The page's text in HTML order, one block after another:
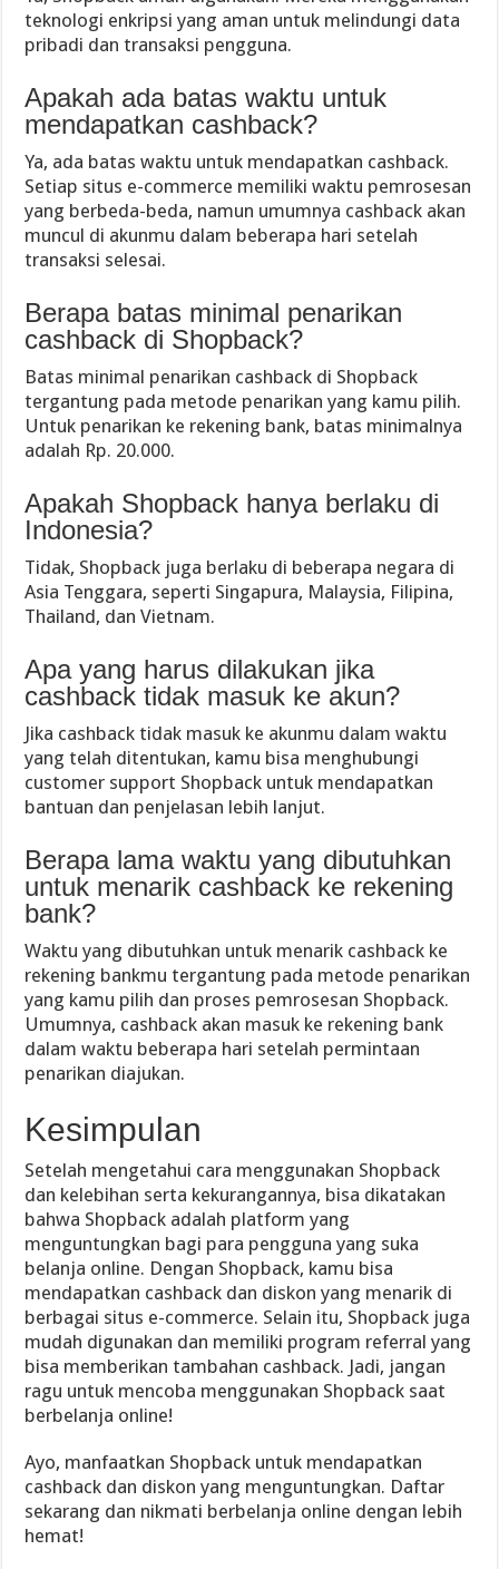
teknologi enkripsi yang aman untuk melindungi data
pribadi dan transaksi pengguna.
Apakah ada batas waktu untuk
mendapatkan cashback?
Ya, ada batas waktu untuk mendapatkan cashback.
Setiap situs e-commerce memiliki waktu pemrosesan
yang berbeda-beda, namun umumnya cashback akan
muncul di akunmu dalam beberapa hari setelah
transaksi selesai.
Berapa batas minimal penarikan
cashback di Shopback?
Batas minimal penarikan cashback di Shopback
tergantung pada metode penarikan yang kamu pilih.
Untuk penarikan ke rekening bank, batas minimalnya
adalah Rp. 20.000.
Apakah Shopback hanya berlaku di
Indonesia?
Tidak, Shopback juga berlaku di beberapa negara di
Asia Tenggara, seperti Singapura, Malaysia, Filipina,
Thailand, dan Vietnam.
Apa yang harus dilakukan jika
cashback tidak masuk ke akun?
Jika cashback tidak masuk ke akunmu dalam waktu
yang telah ditentukan, kamu bisa menghubungi
customer support Shopback untuk mendapatkan
bantuan dan penjelasan lebih lanjut.
Berapa lama waktu yang dibutuhkan
untuk menarik cashback ke rekening
bank?
Waktu yang dibutuhkan untuk menarik cashback ke
rekening bankmu tergantung pada metode penarikan
yang kamu pilih dan proses pemrosesan Shopback.
Umumnya, cashback akan masuk ke rekening bank
dalam waktu beberapa hari setelah permintaan
penarikan diajukan.
Kesimpulan
Setelah mengetahui cara menggunakan Shopback
dan kelebihan serta kekurangannya, bisa dikatakan
bahwa Shopback adalah platform yang
menguntungkan bagi para pengguna yang suka
belanja online. Dengan Shopback, kamu bisa
mendapatkan cashback dan diskon yang menarik di
berbagai situs e-commerce. Selain itu, Shopback juga
mudah digunakan dan memiliki program referral yang
bisa memberikan tambahan cashback. Jadi, jangan
ragu untuk mencoba menggunakan Shopback saat
berbelanja online!
Ayo, manfaatkan Shopback untuk mendapatkan
cashback dan diskon yang menguntungkan. Daftar
sekarang dan nikmati berbelanja online dengan lebih
hemat!